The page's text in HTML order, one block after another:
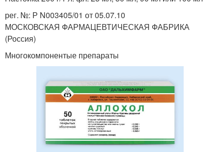
рег. №: Р N003405/01 от 05.07.10
МОСКОВСКАЯ ФАРМАЦЕВТИЧЕСКАЯ ФАБРИКА
(Россия)
Многокомпонентые препараты